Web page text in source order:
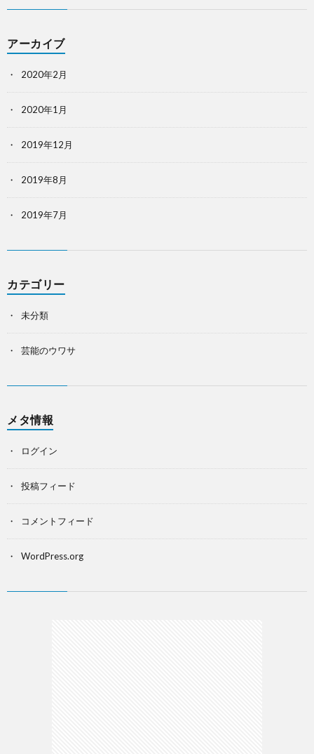
アーカイブ
2020年2月
2020年1月
2019年12月
2019年8月
2019年7月
カテゴリー
未分類
芸能のウワサ
メタ情報
ログイン
投稿フィード
コメントフィード
WordPress.org